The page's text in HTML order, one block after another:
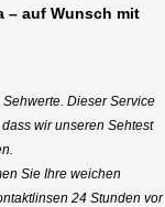
– auf Wunsch mit
Dieser Service
wir unseren Sehtest
Sie Ihre weichen
24 Stunden vor